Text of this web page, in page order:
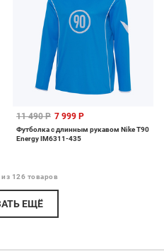
11 490 Р 7 999 Р
Футболка с длинным рукавом Nike T90
Energy IM6311-435
из 126 товаров
ЕЩЁ